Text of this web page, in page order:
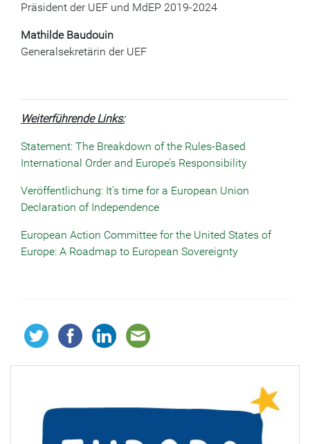
Präsident der UEF und MdEP 2019-2024
Mathilde Baudouin
Generalsekretärin der UEF
Weiterführende Links:
Statement: The Breakdown of the Rules-Based
International Order and Europe’s Responsibility
Veröffentlichung: It's time for a European Union
Declaration of Independence
European Action Committee for the United States of
Europe: A Roadmap to European Sovereignty